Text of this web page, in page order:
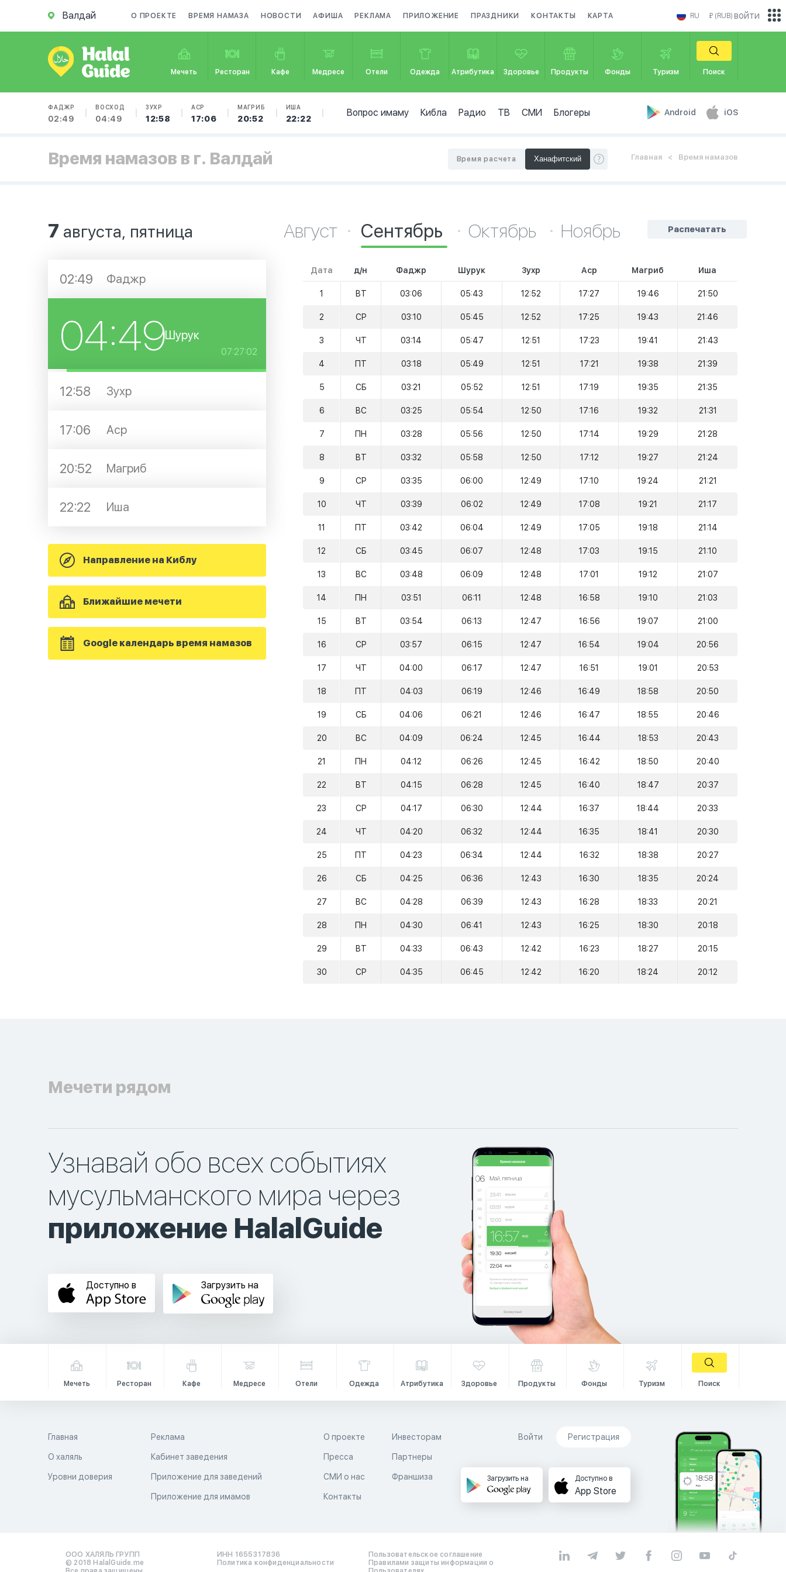
Валдай О ПРОЕКТЕ ВРЕМЯ НАМАЗА НОВОСТИ АФИША РЕКЛАМА ПРИЛОЖЕНИЕ ПРАЗДНИКИ КОНТАКТЫ КАРТА RU ₽ (RUB)
Мечеть Ресторан Кафе Медресе Отели Одежда Атрибутика Здоровье Продукты Фонды Туризм Поиск
ФАДЖР
02:49
ВОСХОД
04:49
ЗУХР
12:58
АСР
17:06
МАГРИБ
20:52
ИША
22:22
Вопрос имаму Кибла Радио ТВ СМИ Блогеры Android iOS
войти
Время намазов в г. Валдай Главная Время намазов
Время расчета
7 августа, пятница
02:49 Фаджр
04:49Шурук
07:27:02
12:58 Зухр
17:06 Аср
20:52 Магриб
22:22 Иша
Направление на Киблу
Ближайшие мечети
Google календарь время намазов
Распечатать
Август Сентябрь Октябрь Ноябрь
Дата д/н Фаджр Шурук Зухр Аср Магриб Иша
1 ВТ 03:06 05:43 12:52 17:27 19:46 21:50
2 СР 03:10 05:45 12:52 17:25 19:43 21:46
3 ЧТ 03:14 05:47 12:51 17:23 19:41 21:43
4 ПТ 03:18 05:49 12:51 17:21 19:38 21:39
5 СБ 03:21 05:52 12:51 17:19 19:35 21:35
6 ВС 03:25 05:54 12:50 17:16 19:32 21:31
7 ПН 03:28 05:56 12:50 17:14 19:29 21:28
8 ВТ 03:32 05:58 12:50 17:12 19:27 21:24
9 СР 03:35 06:00 12:49 17:10 19:24 21:21
10 ЧТ 03:39 06:02 12:49 17:08 19:21 21:17
11 ПТ 03:42 06:04 12:49 17:05 19:18 21:14
12 СБ 03:45 06:07 12:48 17:03 19:15 21:10
13 ВС 03:48 06:09 12:48 17:01 19:12 21:07
14 ПН 03:51 06:11 12:48 16:58 19:10 21:03
15 ВТ 03:54 06:13 12:47 16:56 19:07 21:00
16 СР 03:57 06:15 12:47 16:54 19:04 20:56
17 ЧТ 04:00 06:17 12:47 16:51 19:01 20:53
18 ПТ 04:03 06:19 12:46 16:49 18:58 20:50
19 СБ 04:06 06:21 12:46 16:47 18:55 20:46
20 ВС 04:09 06:24 12:45 16:44 18:53 20:43
21 ПН 04:12 06:26 12:45 16:42 18:50 20:40
22 ВТ 04:15 06:28 12:45 16:40 18:47 20:37
23 СР 04:17 06:30 12:44 16:37 18:44 20:33
24 ЧТ 04:20 06:32 12:44 16:35 18:41 20:30
25 ПТ 04:23 06:34 12:44 16:32 18:38 20:27
26 СБ 04:25 06:36 12:43 16:30 18:35 20:24
27 ВС 04:28 06:39 12:43 16:28 18:33 20:21
28 ПН 04:30 06:41 12:43 16:25 18:30 20:18
29 ВТ 04:33 06:43 12:42 16:23 18:27 20:15
30 СР 04:35 06:45 12:42 16:20 18:24 20:12
Мечети рядом
Узнавай обо всех событиях
мусульманского мира через
приложение HalalGuide
Доступно в Загрузить на
Мечеть Ресторан Кафе Медресе Отели Одежда Атрибутика Здоровье Продукты Фонды Туризм Поиск
Главная
О халяль
Уровни доверия
Реклама
Кабинет заведения
Приложение для заведений
Приложение для имамов
О проекте
Пресса
СМИ о нас
Контакты
Инвесторам
Партнеры
Франшиза
Войти Регистрация
Загрузить на Доступно в
App Store
ООО ХАЛЯЛЬ ГРУПП
© 2018 HalalGuide.me
ИНН 1655317836
Политика конфиденциальности
Пользовательское соглашение
Правилами защиты информации о